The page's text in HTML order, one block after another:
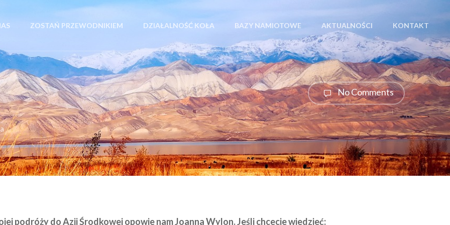
ZOSTAŃ PRZEWODNIKIEM DZIAŁALNOŚĆ KOŁA BAZY NAMIOTOWE AKTUALNOŚCI KONTAKT
No Comments
podróży do Azji Środkowej opowie nam Joanna Wylon. Jeśli chcecie wiedzieć: